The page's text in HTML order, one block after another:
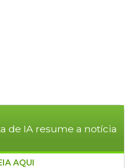
de IA resume a notícia
AQUI